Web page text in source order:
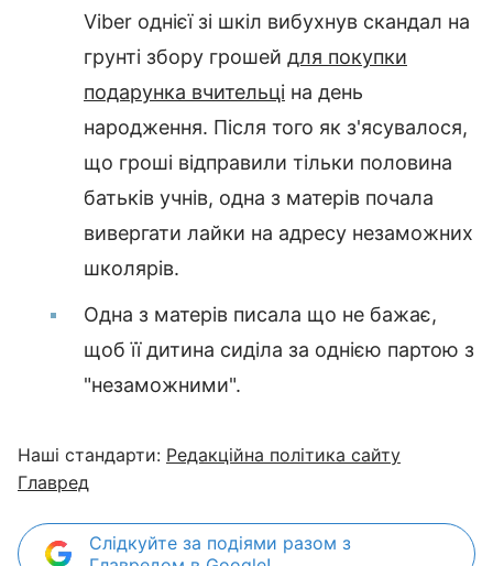
Viber однієї зі шкіл вибухнув скандал на
грунті збору грошей для покупки
подарунка вчительці на день
народження. Після того як з'ясувалося,
що гроші відправили тільки половина
батьків учнів, одна з матерів почала
вивергати лайки на адресу незаможних
школярів.
Одна з матерів писала що не бажає,
щоб її дитина сиділа за однією партою з
"незаможними".
Наші стандарти: Редакційна політика сайту
Главред
Слідкуйте за подіями разом з